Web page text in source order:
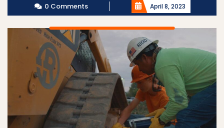
0 Comments April 8, 2023